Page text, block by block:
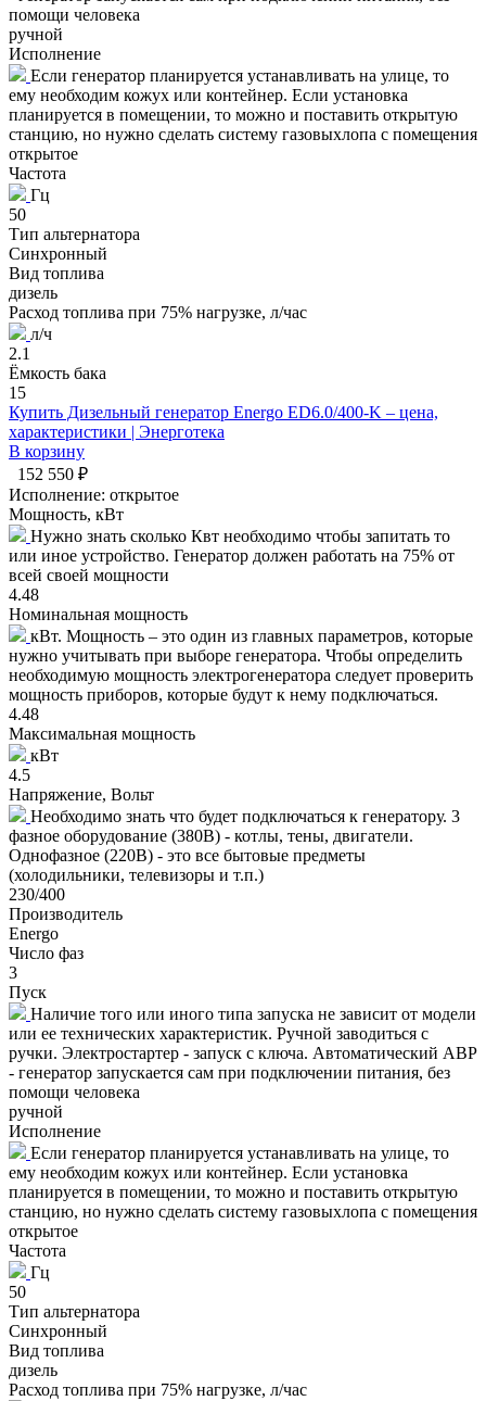
помощи человека
ручной
Исполнение
Если генератор планируется устанавливать на улице, то
ему необходим кожух или контейнер. Если установка
планируется в помещении, то можно и поставить открытую
станцию, но нужно сделать систему газовыхлопа с помещения
открытое
Частота
Гц
50
Тип альтернатора
Синхронный
Вид топлива
дизель
Расход топлива при 75% нагрузке, л/час
л/ч
2.1
Ёмкость бака
15
Купить Дизельный генератор Energo ED6.0/400-K – цена,
характеристики | Энерготека
В корзину
152 550 ₽
Исполнение: открытое
Мощность, кВт
Нужно знать сколько Квт необходимо чтобы запитать то
или иное устройство. Генератор должен работать на 75% от
всей своей мощности
4.48
Номинальная мощность
кВт. Мощность – это один из главных параметров, которые
нужно учитывать при выборе генератора. Чтобы определить
необходимую мощность электрогенератора следует проверить
мощность приборов, которые будут к нему подключаться.
4.48
Максимальная мощность
кВт
4.5
Напряжение, Вольт
Необходимо знать что будет подключаться к генератору. 3
фазное оборудование (380В) - котлы, тены, двигатели.
Однофазное (220В) - это все бытовые предметы
(холодильники, телевизоры и т.п.)
230/400
Производитель
Energo
Число фаз
3
Пуск
Наличие того или иного типа запуска не зависит от модели
или ее технических характеристик. Ручной заводиться с
ручки. Электростартер - запуск с ключа. Автоматический АВР
- генератор запускается сам при подключении питания, без
помощи человека
ручной
Исполнение
Если генератор планируется устанавливать на улице, то
ему необходим кожух или контейнер. Если установка
планируется в помещении, то можно и поставить открытую
станцию, но нужно сделать систему газовыхлопа с помещения
открытое
Частота
Гц
50
Тип альтернатора
Синхронный
Вид топлива
дизель
Расход топлива при 75% нагрузке, л/час